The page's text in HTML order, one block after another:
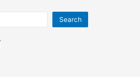
Search